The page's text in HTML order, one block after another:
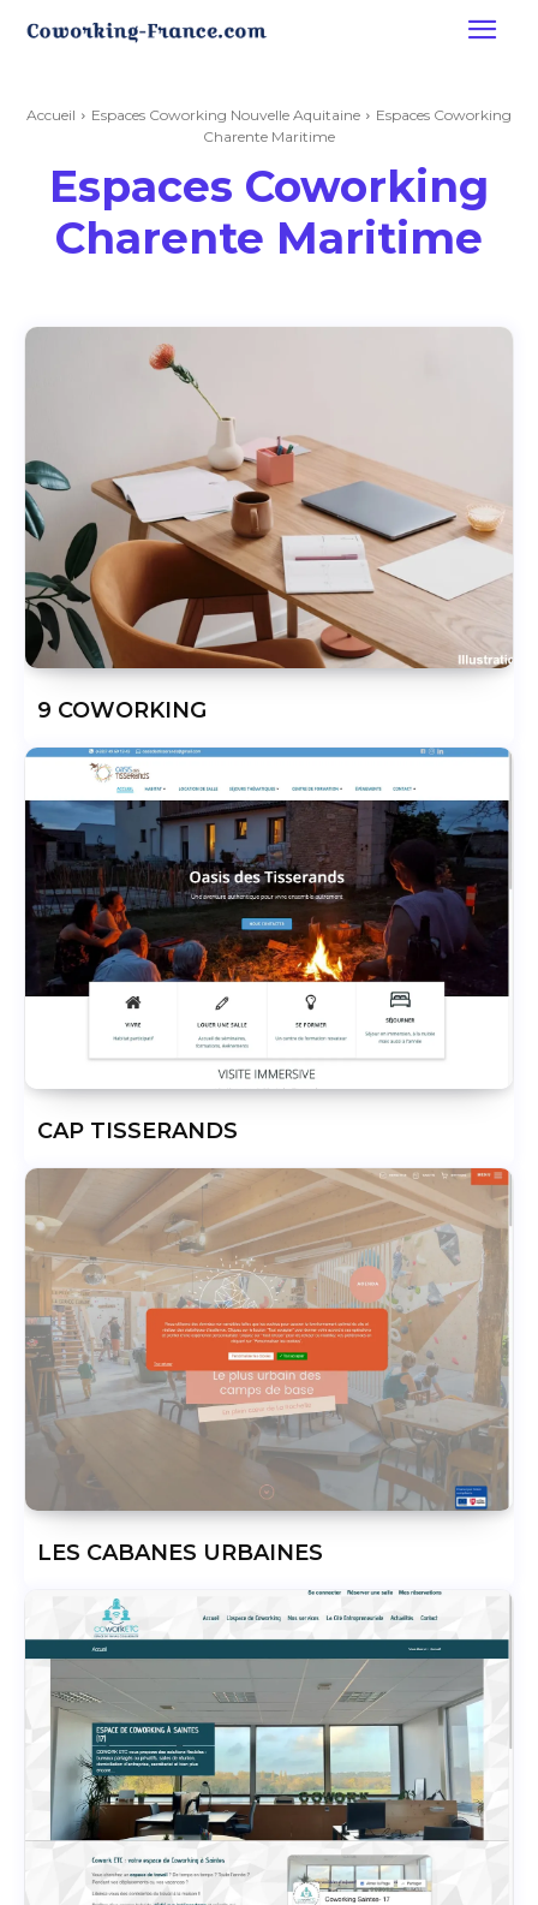
Accueil Espaces Coworking Nouvelle Aquitaine
Espaces Coworking
Charente Maritime
Espaces Coworking
Charente Maritime
9 COWORKING
CAP TISSERANDS
LES CABANES URBAINES